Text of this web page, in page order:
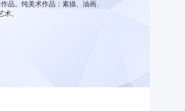
品。纯美术作品：素描、油画、
。